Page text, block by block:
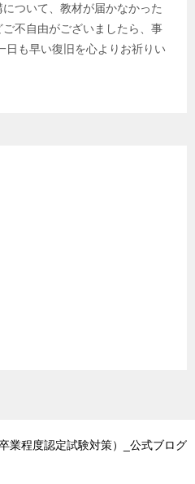
ついて、教材が届かなかった
不自由がございましたら、事
日も早い復旧を心よりお祈りい
業程度認定試験対策）_公式ブログ